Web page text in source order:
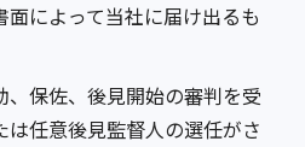
面によって当社に届け出るも
、保佐、後見開始の審判を受
は任意後見監督人の選任がさ